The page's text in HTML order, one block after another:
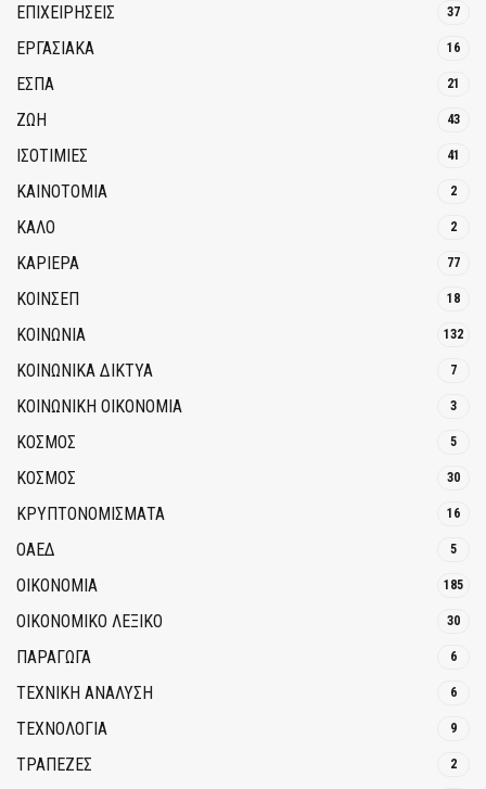
ΕΠΙΧΕΙΡΗΣΕΙΣ 37
ΕΡΓΑΣΙΑΚΑ 16
ΕΣΠΑ 21
ΖΩΗ 43
ΙΣΟΤΙΜΙΕΣ 41
ΚΑΙΝΟΤΟΜΊΑ 2
ΚΑΛΟ 2
ΚΑΡΙΕΡΑ 77
ΚΟΙΝΣΕΠ 18
ΚΟΙΝΩΝΙΑ 132
ΚΟΙΝΩΝΙΚΆ ΔΊΚΤΥΑ 7
ΚΟΙΝΩΝΙΚΉ ΟΙΚΟΝΟΜΊΑ 3
ΚΟΣΜΟΣ 5
ΚΟΣΜΟΣ 30
ΚΡΥΠΤΟΝΟΜΊΣΜΑΤΑ 16
ΟΑΕΔ 5
ΟΙΚΟΝΟΜΙΑ 185
ΟΙΚΟΝΟΜΙΚΟ ΛΕΞΙΚΟ 30
ΠΑΡΑΓΩΓΑ 6
ΤΕΧΝΙΚΗ ΑΝΑΛΥΣΗ 6
ΤΕΧΝΟΛΟΓΙΑ 9
ΤΡΆΠΕΖΕΣ 2